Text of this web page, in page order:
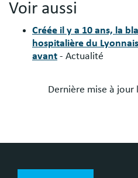
Voir aussi
Créée il y a 10 ans, la
hospitalière du
avant - Actualité
Dernière mise à jour